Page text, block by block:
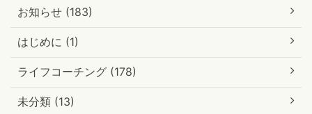
お知らせ (183)
はじめに (1)
ライフコーチング (178)
未分類 (13)